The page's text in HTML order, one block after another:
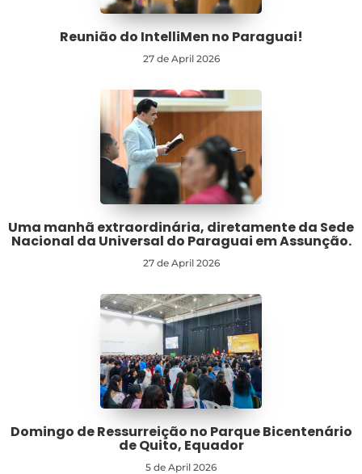
Reunião do IntelliMen no Paraguai!
27 de April 2026
Uma manhã extraordinária, diretamente da Sede
Nacional da Universal do Paraguai em Assunção.
27 de April 2026
Domingo de Ressurreição no Parque Bicentenário
de Quito, Equador
5 de April 2026